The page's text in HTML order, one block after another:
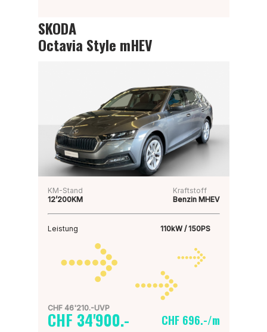
SKODA
Octavia Style mHEV
KM-Stand
12’200KM
Kraftstoff
Benzin MHEV
Leistung 110kW / 150PS
CHF 46'210.-UVP
CHF 34'900.- CHF 696.-/m